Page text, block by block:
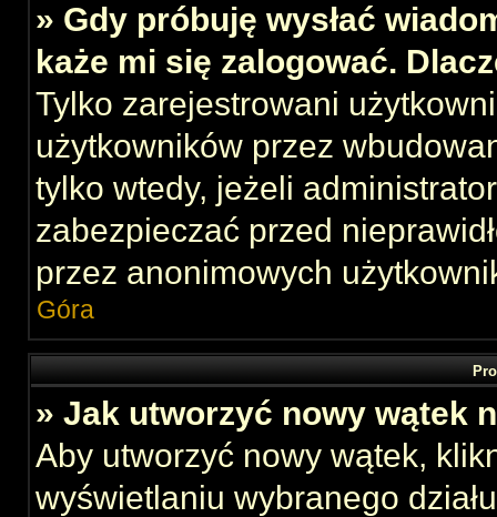
» Gdy próbuję wysłać
każe mi się zalogować.
Tylko zarejestrowani
użytkowników przez
tylko wtedy, jeżeli
zabezpieczać przed
przez anonimowych
Góra
» Jak utworzyć nowy wątek
Aby utworzyć nowy wątek,
wyświetlaniu wybranego